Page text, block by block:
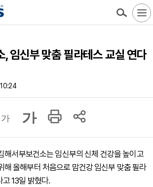
, 임신부 맞춤 필라테스 교실 연다
가 가
해서부보건소는 임신부의 신체 건강을 높이고
해 올해부터 처음으로 맘건강 임신부 맞춤 필라
13일 밝혔다.